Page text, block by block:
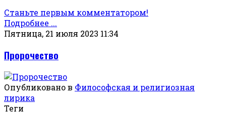
Станьте первым комментатором!
Подробнее ...
Пятница, 21 июля 2023 11:34
Пророчество
Опубликовано в Философская и религиозная
лирика
Теги